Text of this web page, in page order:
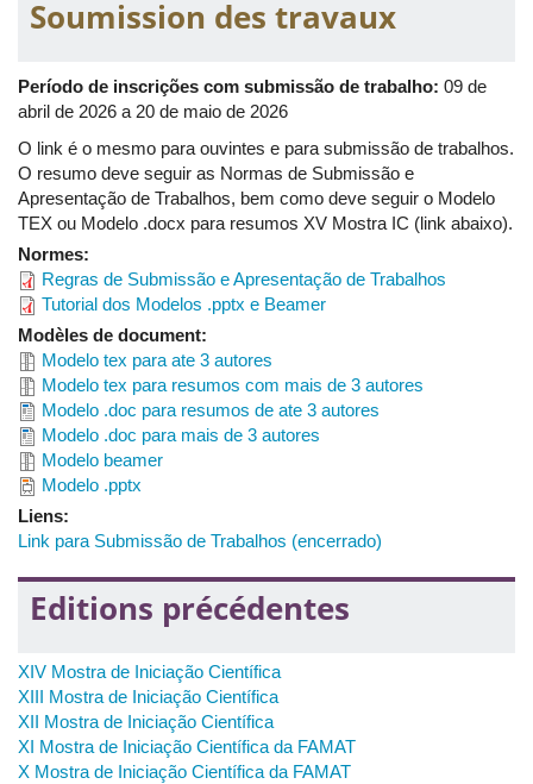
Gustavo Zago Barbosa
Kaic Porfírio Almeida
Ryan Gabriel Devoti Peres
Thamires Sartori Pereira
Theo Marques Rodrigues Teófilo
TUTOR
Prof. Dr. Germano Abud de Rezende
COMITÊ CIENTÍFICO
Profa. Dra. Dulce Mary de Almeida
Profa. Dra. Érika Maria Chioca Lopes
Prof. Dr. Josuel Kruppa Rogenski(Matemática Aplicada)
Prof. Dr. Lúcio Borges de Araújo(Estatística)
Soumission des travaux
Período de inscrições com submissão de trabalho: 09 de
abril de 2026 a 20 de maio de 2026
O link é o mesmo para ouvintes e para submissão de trabalhos.
O resumo deve seguir as Normas de Submissão e
Apresentação de Trabalhos, bem como deve seguir o Modelo
TEX ou Modelo .docx para resumos XV Mostra IC (link abaixo).
Normes:
Regras de Submissão e Apresentação de Trabalhos
Tutorial dos Modelos .pptx e Beamer
Modèles de document:
Modelo tex para ate 3 autores
Modelo tex para resumos com mais de 3 autores
Modelo .doc para resumos de ate 3 autores
Modelo .doc para mais de 3 autores
Modelo beamer
Modelo .pptx
Liens:
Link para Submissão de Trabalhos (encerrado)
Editions précédentes
XIV Mostra de Iniciação Científica
XIII Mostra de Iniciação Científica
XII Mostra de Iniciação Científica
XI Mostra de Iniciação Científica da FAMAT
X Mostra de Iniciação Científica da FAMAT